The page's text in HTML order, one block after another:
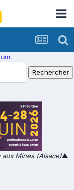
Mines (Alsace)▲